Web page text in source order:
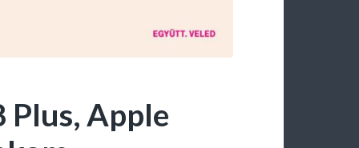
Plus, Apple